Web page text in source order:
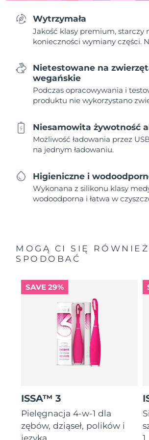
Wytrzymała
Jakość klasy premium, starczy
konieczności wymiany części.
Nietestowane na
wegańskie
Podczas opracowywania i
produktu nie wykorzystano
Niesamowita żywotność
Możliwość ładowania przez
na jednym ładowaniu.
Higieniczne i
Wykonana z silikonu klasy
wodoodporna i łatwa w
MOGĄ CI SIĘ RÓWNIEŻ
SPODOBAĆ
SAVE 29%
ISSA™ 3
Pielęgnacja 4-w-1 dla
zębów, dziąseł, polików i
języka
1